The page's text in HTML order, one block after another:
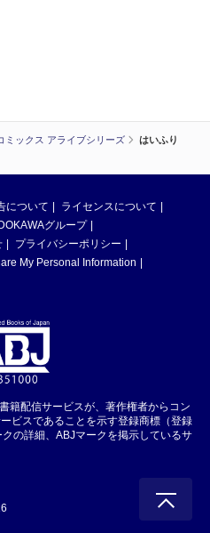
ミックス アライブシリーズ
はいふり
について
ライセンスについて
グループ
プライバシーポリシー
My Personal Information
籍配信サービスが、著作権者からコン
ビスであることを示す登録商標（登録
の詳細、ABJマークを掲示しているサ